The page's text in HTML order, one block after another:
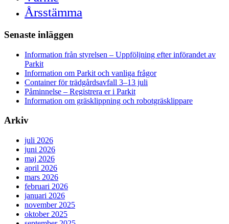
Årsstämma
Senaste inläggen
Information från styrelsen – Uppföljning efter införandet av
Parkit
Information om Parkit och vanliga frågor
Container för trädgårdsavfall 3–13 juli
Påminnelse – Registrera er i Parkit
Information om gräsklippning och robotgräsklippare
Arkiv
juli 2026
juni 2026
maj 2026
april 2026
mars 2026
februari 2026
januari 2026
november 2025
oktober 2025